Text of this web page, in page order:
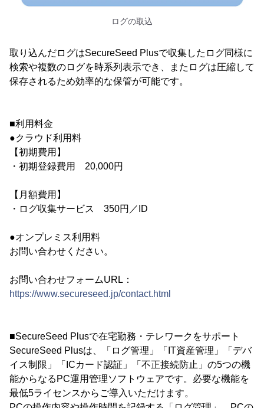
ログの取込
取り込んだログはSecureSeed Plusで収集したログ同様に
検索や複数のログを時系列表示でき、またログは圧縮して
保存されるため効率的な保管が可能です。
■利用料金
●クラウド利用料
【初期費用】
・初期登録費用 20,000円
【月額費用】
・ログ収集サービス 350円／ID
●オンプレミス利用料
お問い合わせください。
お問い合わせフォームURL：
https://www.secureseed.jp/contact.html
■SecureSeed Plusで在宅勤務・テレワークをサポート
SecureSeed Plusは、「ログ管理」「IT資産管理」「デバ
イス制限」「ICカード認証」「不正接続防止」の5つの機
能からなるPC運用管理ソフトウェアです。必要な機能を
最低5ライセンスからご導入いただけます。